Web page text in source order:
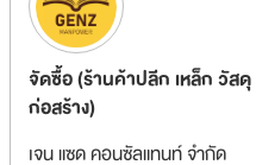
จัดซื้อ (ร้านค้าปลีก เหล็ก วัสดุ
ก่อสร้าง)
เจน แซด คอนซัลแทนท์ จำกัด